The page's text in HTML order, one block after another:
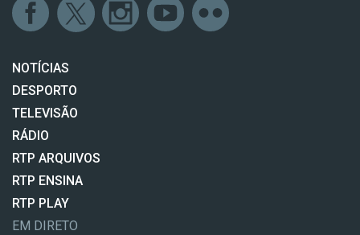
NOTÍCIAS
DESPORTO
TELEVISÃO
RÁDIO
RTP ARQUIVOS
RTP ENSINA
RTP PLAY
EM DIRETO